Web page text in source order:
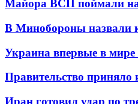
Майора ВСП поймали
В Минобороны назвали
Украина впервые в
Правительство приняло
Иран готовил удар по